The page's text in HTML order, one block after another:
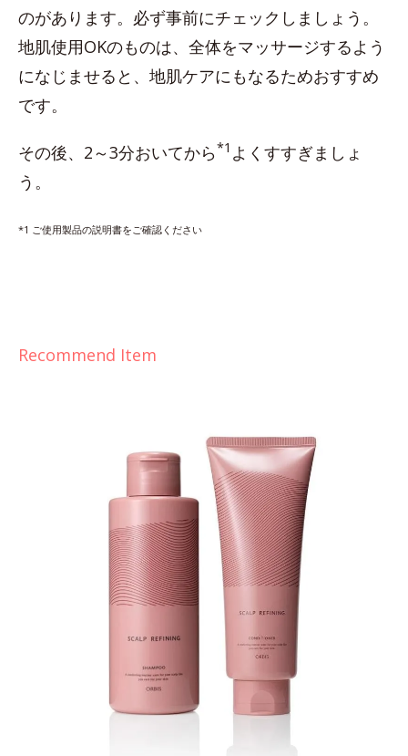
のがあります。必ず事前にチェックしましょう。
地肌使用OKのものは、全体をマッサージするよう
になじませると、地肌ケアにもなるためおすすめ
です。
その後、2～3分おいてから*1 よくすすぎましょ
う。
*1 ご使用製品の説明書をご確認ください
Recommend Item